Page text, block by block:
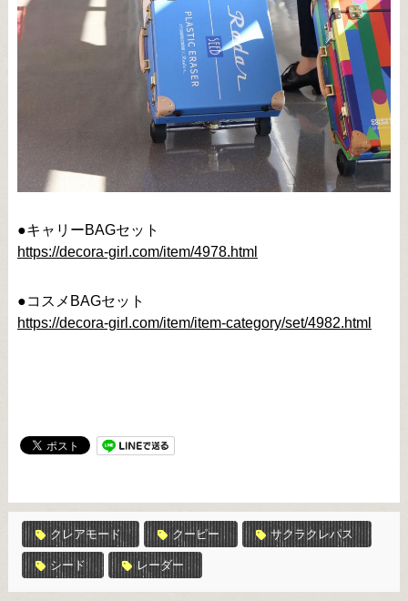
●キャリーBAGセット
https://decora-girl.com/item/4978.html
●コスメBAGセット
https://decora-girl.com/item/item-category/set/4982.html
クレアモード クーピー サクラクレパス
シード レーダー